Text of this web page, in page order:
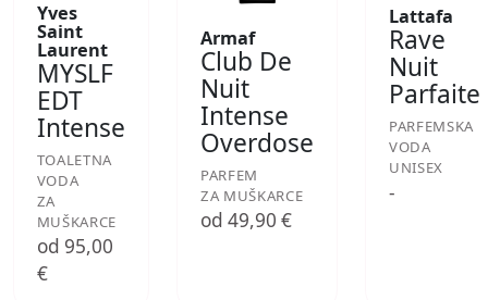
Yves
Saint
Laurent
MYSLF
EDT
Intense
TOALETNA
VODA
ZA
MUŠKARCE
od 95,00
€
Armaf
Club De
Nuit
Intense
Overdose
PARFEM
ZA MUŠKARCE
od 49,90 €
Lattafa
Rave
Nuit
Parfaite
PARFEMSKA
VODA
UNISEX
-